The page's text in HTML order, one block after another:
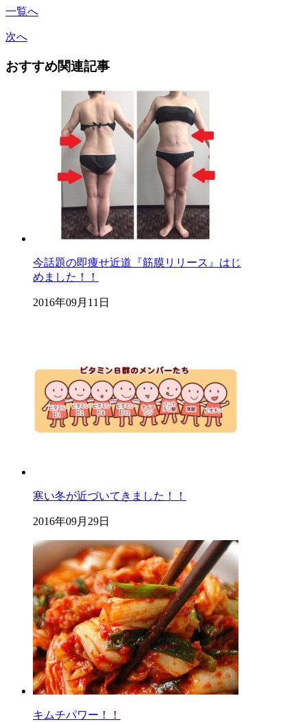
一覧へ
次へ
おすすめ関連記事
今話題の即痩せ近道『筋膜リリース』はじ
めました！！
2016年09月11日
寒い冬が近づいてきました！！
2016年09月29日
キムチパワー！！